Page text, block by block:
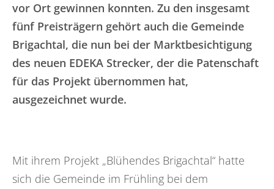
vor Ort gewinnen konnten. Zu den insgesamt
fünf Preisträgern gehört auch die Gemeinde
Brigachtal, die nun bei der Marktbesichtigung
des neuen EDEKA Strecker, der die Patenschaft
für das Projekt übernommen hat,
ausgezeichnet wurde.
Mit ihrem Projekt „Blühendes Brigachtal“ hatte
sich die Gemeinde im Frühling bei dem